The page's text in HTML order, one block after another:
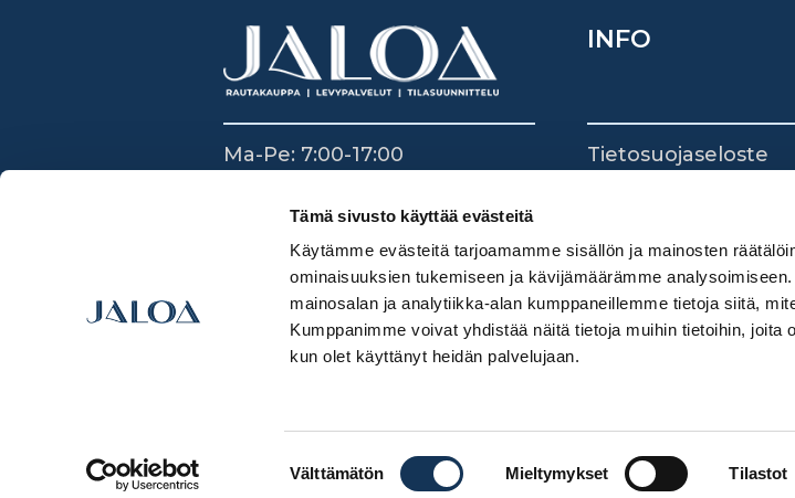
Tämä sivusto käyttää evästeitä
Käytämme evästeitä tarjoamamme sisällön ja mainosten
ominaisuuksien tukemiseen ja kävijämäärämme
mainosalan ja analytiikka-alan kumppaneillemme tietoja siitä,
Kumppanimme voivat yhdistää näitä tietoja muihin tietoihin, joita
kun olet käyttänyt heidän palvelujaan.
Välttämätön Mieltymykset Tilastot
Ma-Pe: 7:00-17:00
Su: Suljettu
INFO
Tietosuojaseloste